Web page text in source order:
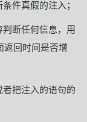
件真假的注入；
断任何信息，用
返回时间是否增
把注入的语句的